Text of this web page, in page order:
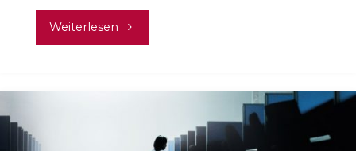
Weiterlesen "Hasskommentare